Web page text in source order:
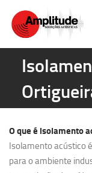
O que é isolamento
Isolamento acústico
para o ambiente